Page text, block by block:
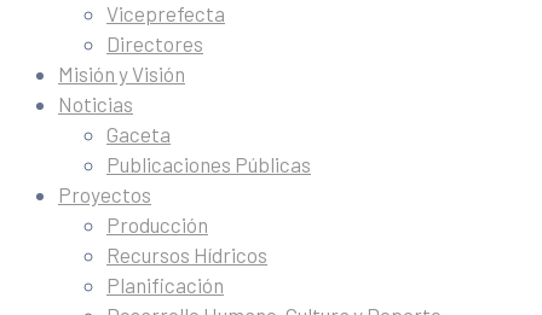
Viceprefecta
Directores
Misión y Visión
Noticias
Gaceta
Publicaciones Públicas
Proyectos
Producción
Recursos Hídricos
Planificación